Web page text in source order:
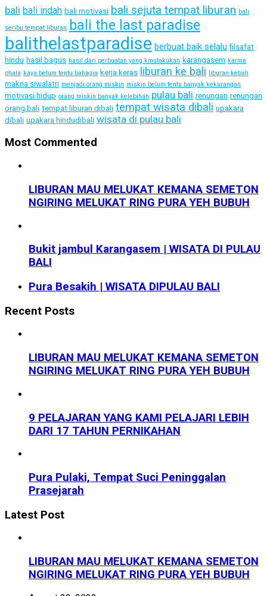
bali bali indah bali motivasi bali sejuta tempat liburan bali
seribu tempat liburan bali the last paradise
balithelastparadise berbuat baik selalu filsafat
hindu hasil bagus hasil dari perbuatan yang kmulakukan karangasem karma
phala kaya belum tentu bahagia kerja keras liburan ke bali liburan kebali
makna siwalatri menjadi orang miskin miskin belum tentu banyak kekurangan
motivasi hidup orang miskin banyak kelebihan pulau bali renungan renungan
orang bali tempat liburan dibali tempat wisata dibali upakara
dibali upakara hindudibali wisata di pulau bali
Most Commented
LIBURAN MAU MELUKAT KEMANA SEMETON
NGIRING MELUKAT RING PURA YEH BUBUH
Bukit jambul Karangasem | WISATA DI PULAU
BALI
Pura Besakih | WISATA DIPULAU BALI
Recent Posts
LIBURAN MAU MELUKAT KEMANA SEMETON
NGIRING MELUKAT RING PURA YEH BUBUH
9 PELAJARAN YANG KAMI PELAJARI LEBIH
DARI 17 TAHUN PERNIKAHAN
Pura Pulaki, Tempat Suci Peninggalan
Prasejarah
Latest Post
LIBURAN MAU MELUKAT KEMANA SEMETON
NGIRING MELUKAT RING PURA YEH BUBUH